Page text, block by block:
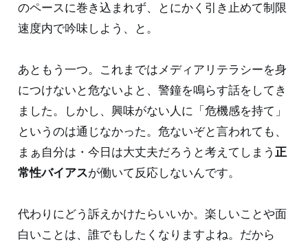
のペースに巻き込まれず、とにかく引き止めて制限
速度内で吟味しよう、と。
あともう一つ。これまではメディアリテラシーを身
につけないと危ないよと、警鐘を鳴らす話をしてき
ました。しかし、興味がない人に「危機感を持て」
というのは通じなかった。危ないぞと言われても、
まぁ自分は・今日は大丈夫だろうと考えてしまう 正
常性バイアスが働いて反応しないんです。
代わりにどう訴えかけたらいいか。楽しいことや面
白いことは、誰でもしたくなりますよね。だから